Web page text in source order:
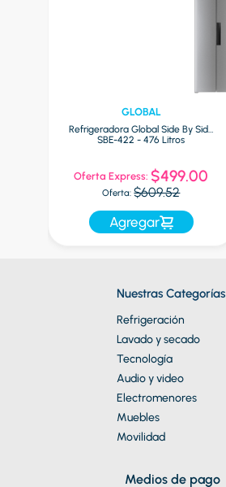
GLOBAL
Refrigeradora Global Side By Side
SBE-422 - 476 Litros
Oferta Express: $499.00
Oferta: $609.52
Agregar
Nuestras Categorías
Refrigeración
Lavado y secado
Tecnología
Audio y video
Electromenores
Muebles
Movilidad
Medios de pago